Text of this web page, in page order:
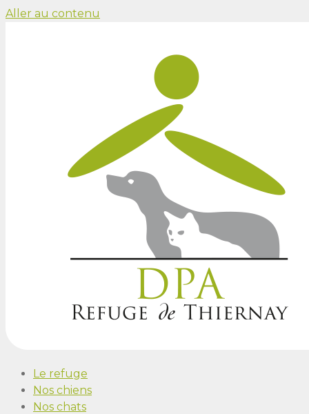
Aller au contenu
Le refuge
Nos chiens
Nos chats